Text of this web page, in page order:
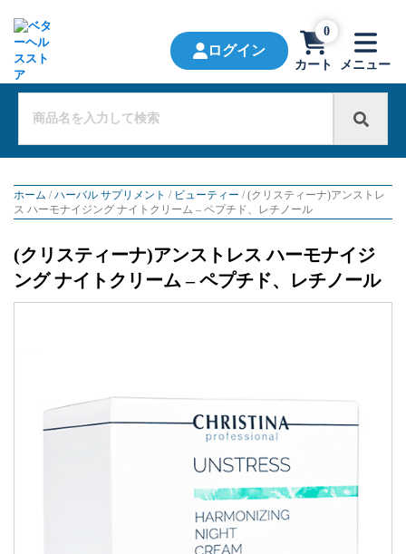
ログイン
カート
0
メニュー
ホーム /ハーバル サプリメント / ビューティー / (クリスティーナ)アンストレ
ス ハーモナイジング ナイトクリーム – ペプチド、レチノール
(クリスティーナ)アンストレス ハーモナイジ
ング ナイトクリーム – ペプチド、レチノール